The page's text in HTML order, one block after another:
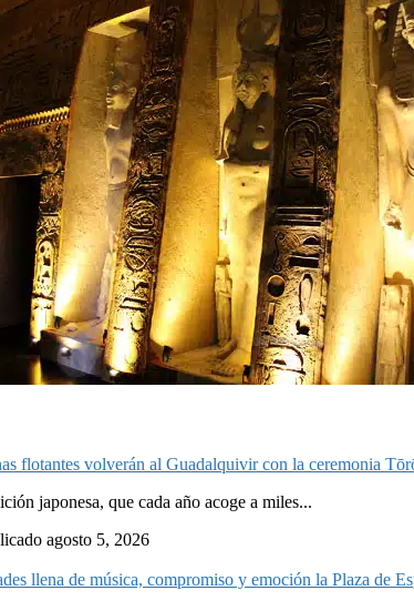
flotantes volverán al Guadalquivir con la ceremonia
japonesa, que cada año acoge a miles...
agosto 5, 2026
llena de música, compromiso y emoción la Plaza de